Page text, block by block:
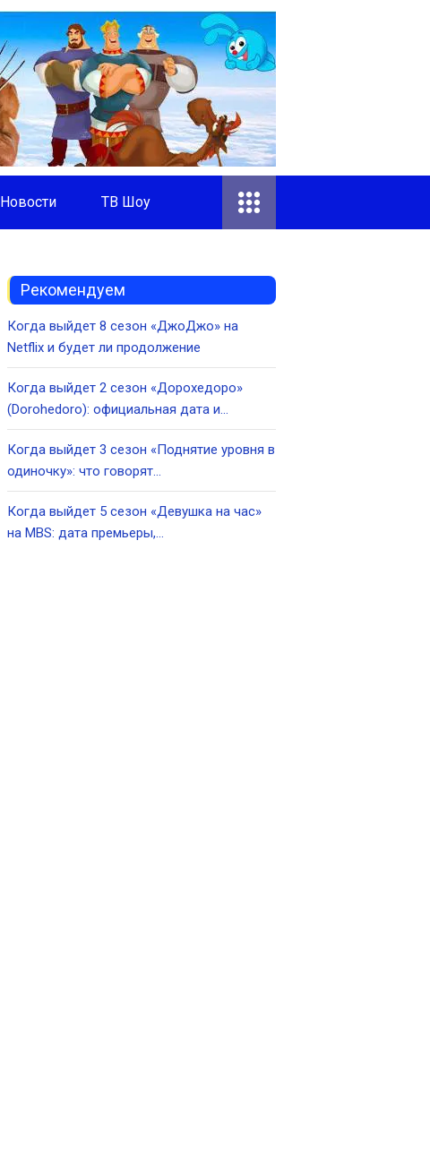
Новости ТВ Шоу
Рекомендуем
Когда выйдет 8 сезон «ДжоДжо» на
Netflix и будет ли продолжение
Когда выйдет 2 сезон «Дорохедоро»
(Dorohedoro): официальная дата и…
Когда выйдет 3 сезон «Поднятие уровня в
одиночку»: что говорят…
Когда выйдет 5 сезон «Девушка на час»
на MBS: дата премьеры,…